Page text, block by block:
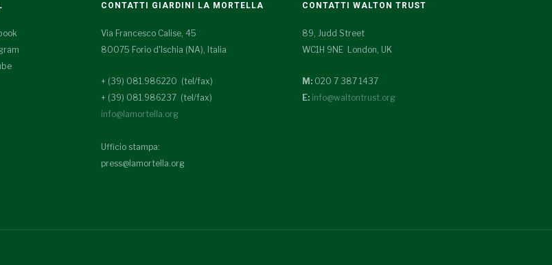
CONTATTI GIARDINI LA MORTELLA
Via Francesco Calise, 45
80075 Forio d'Ischia (NA), Italia
+ (39) 081.986220 (tel/fax)
+ (39) 081.986237 (tel/fax)
info@lamortella.org
Ufficio stampa:
press@lamortella.org
CONTATTI WALTON TRUST
89, Judd Street
WC1H 9NE London, UK
M:020 7 387 1437
E: info@waltontrust.org